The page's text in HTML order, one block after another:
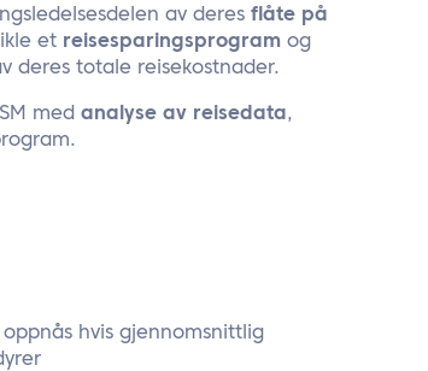
av deres flåte på
et reisesparingsprogram og
deres totale reisekostnader.
med analyse av reisedata,
oppnås hvis gjennomsnittlig